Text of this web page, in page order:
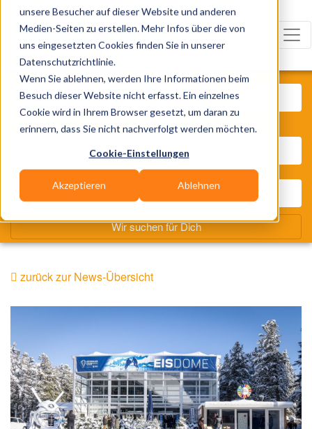
unsere Besucher auf dieser Website und anderen
Medien-Seiten zu erstellen. Mehr Infos über die von
uns eingesetzten Cookies finden Sie in unserer
Datenschutzrichtlinie.
Wenn Sie ablehnen, werden Ihre Informationen beim
Besuch dieser Website nicht erfasst. Ein einzelnes
Cookie wird in Ihrem Browser gesetzt, um daran zu
erinnern, dass Sie nicht nachverfolgt werden möchten.
Cookie-Einstellungen
Akzeptieren Ablehnen
zurück zur News-Übersicht
Was? Künstler, Zelte, Bands,
Wo? Stadt, PLZ, Ort
Wir suchen für Dich